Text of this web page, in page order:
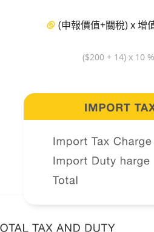
(申報價值+關稅) x 增
($200 + 14) x 10